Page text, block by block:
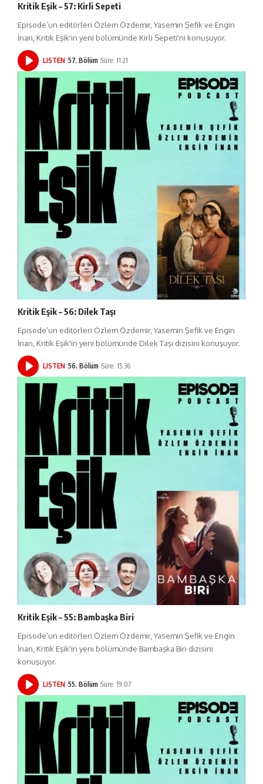
Kritik Eşik – 57: Kirli Sepeti
Episode’un editörleri Özlem Özdemir, Yasemin Şefik ve Engin
İnan, Kritik Eşik'in yeni bölümünde Kirli Sepeti'ni konuşuyor.
LISTEN 57. Bölüm Süre: 11:21
Kritik Eşik – 56: Dilek Taşı
Episode’un editörleri Özlem Özdemir, Yasemin Şefik ve Engin
İnan, Kritik Eşik'in yeni bölümünde Dilek Taşı dizisini konuşuyor.
LISTEN 56. Bölüm Süre: 15:36
Kritik Eşik – 55: Bambaşka Biri
Episode’un editörleri Özlem Özdemir, Yasemin Şefik ve Engin
İnan, Kritik Eşik'in yeni bölümünde Bambaşka Biri dizisini
konuşuyor.
LISTEN 55. Bölüm Süre: 19:07